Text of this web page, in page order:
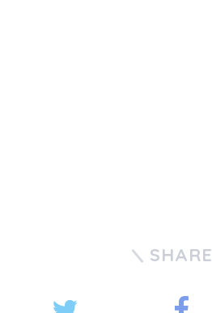
SHARE